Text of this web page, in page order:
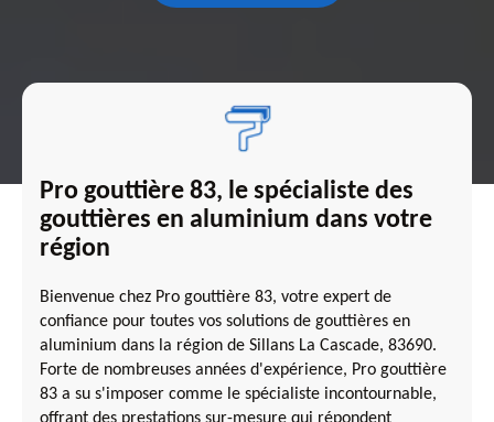
Pro gouttière 83, le spécialiste des
gouttières en aluminium dans votre
région
Bienvenue chez Pro gouttière 83, votre expert de
confiance pour toutes vos solutions de gouttières en
aluminium dans la région de Sillans La Cascade, 83690.
Forte de nombreuses années d'expérience, Pro gouttière
83 a su s'imposer comme le spécialiste incontournable,
offrant des prestations sur-mesure qui répondent